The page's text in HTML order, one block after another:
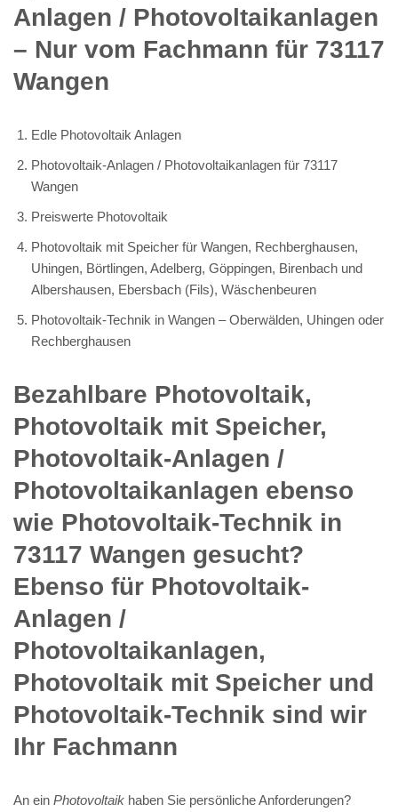
Anlagen / Photovoltaikanlagen
– Nur vom Fachmann für 73117
Wangen
Edle Photovoltaik Anlagen
Photovoltaik-Anlagen / Photovoltaikanlagen für 73117
Wangen
Preiswerte Photovoltaik
Photovoltaik mit Speicher für Wangen, Rechberghausen,
Uhingen, Börtlingen, Adelberg, Göppingen, Birenbach und
Albershausen, Ebersbach (Fils), Wäschenbeuren
Photovoltaik-Technik in Wangen – Oberwälden, Uhingen oder
Rechberghausen
Bezahlbare Photovoltaik,
Photovoltaik mit Speicher,
Photovoltaik-Anlagen /
Photovoltaikanlagen ebenso
wie Photovoltaik-Technik in
73117 Wangen gesucht?
Ebenso für Photovoltaik-
Anlagen /
Photovoltaikanlagen,
Photovoltaik mit Speicher und
Photovoltaik-Technik sind wir
Ihr Fachmann
An ein Photovoltaik haben Sie persönliche Anforderungen?